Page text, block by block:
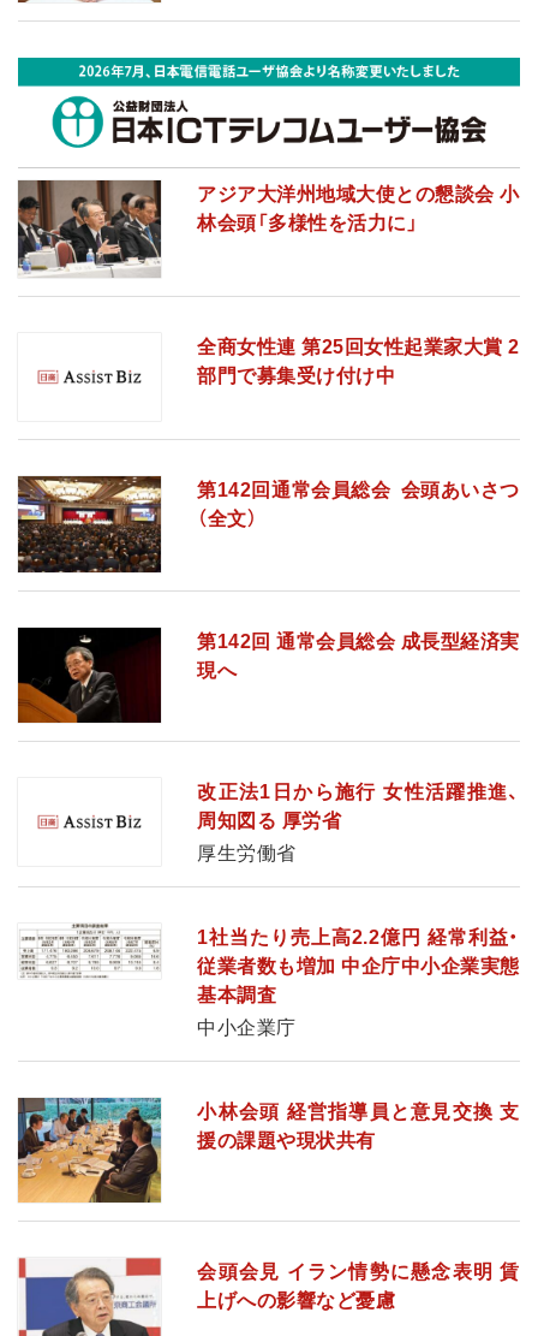
アジア大洋州地域大使との懇談会 小
林会頭「多様性を活力に」
全商女性連 第25回女性起業家大賞 2
部門で募集受け付け中
第142回通常会員総会 会頭あいさつ
（全文）
第142回 通常会員総会 成長型経済実
現へ
改正法1日から施行 女性活躍推進、
周知図る 厚労省
厚生労働省
1社当たり売上高2.2億円 経常利益・
従業者数も増加 中企庁中小企業実態
基本調査
中小企業庁
小林会頭 経営指導員と意見交換 支
援の課題や現状共有
会頭会見 イラン情勢に懸念表明 賃
上げへの影響など憂慮